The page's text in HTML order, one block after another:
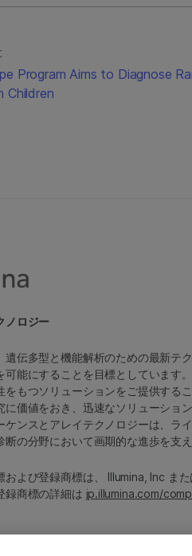
Program Aims to Diagnose
Children
ノロジー
遺伝多型と機能解析のための最新テ
可能にすることを目標としています
をもつソリューションをご提供する
に価値をおき、迅速なソリューショ
ケンスとアレイテクノロジーは、ラ
断の分野において画期的な進歩を支え
および登録商標は、 Illumina, Inc また
録商標の詳細は jp.illumina.com/